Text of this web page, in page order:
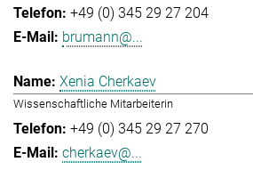
+49 (0) 345 29 27 204
brumann@...
Xenia Cherkaev
Wissenschaftliche Mitarbeiterin
+49 (0) 345 29 27 270
cherkaev@...